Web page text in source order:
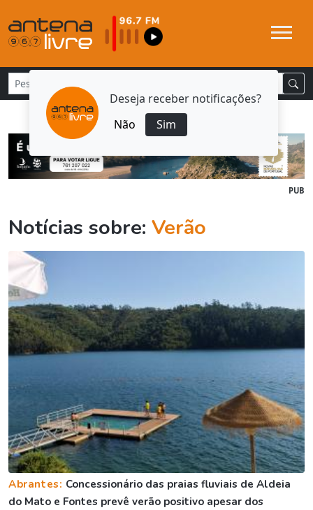
Deseja receber notificações?
Não
Sim
PUB
Notícias sobre: Verão
Abrantes: Concessionário das praias fluviais de Aldeia
do Mato e Fontes prevê verão positivo apesar dos